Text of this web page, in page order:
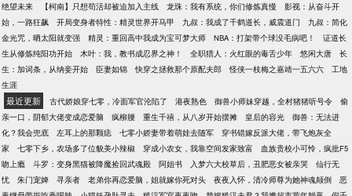
绝望未来
【柯南】只想苟活却被迫加入主线 龙珠：我有系统，你们修炼真慢
影视：从奋斗开
始，一路狂飙
开局变身者特性：精灵世界开马甲 九叔：我成了千鹤道长，威震道门
九叔：简化
金光咒，晒太阳就变强
精灵：重回高中我成为宝可梦大师 NBA：打架带个球没毛病吧！
证道长
生从修炼纯阳功开始
木叶：我，教书成忍界之神！ 全职猎人：火红眼的毒舌少年 悠闲大唐
长
生：加词条，从纳妾开始
臣妻如锦 快穿之拯救那个原配夫郎 怪侠一枝梅之嘉靖一五六六
工地
生涯
最近更新 古代娇娘穿七零，冷面军官沦陷了 港夜熟色 御兽小师妹穿越，全村猪猪听号令
偷
亲一口，阴郁大佬变成恋爱脑
疯柳腰 重生千禧，从八岁开始摆摊 皇后的容光
御兽：无法进
化？我会兜底
左耳上的那颗痣 七零小娇妻带着萌娃去随军
穿书错嫁反派大佬，带飞炮灰全
家
七零下乡，农场多了位貌美小辣椒 穿成小农女，我靠空间发家致富
血族贵校小可怜，疯批F5
吻上瘾
斗罗：变身黑猫被降魔捡回武魂殿 阿姐书 入梦六大校草后，丑肥恶女被亲哭
仙行无
忧
朱门宠婢 寻亲者 老弟你再恋爱脑，姐就嫁你死对头 夜夜入怀，清冷师尊为她神魂颠倒
恶